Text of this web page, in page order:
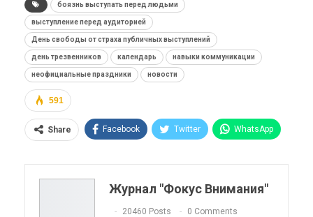
боязнь выступать перед людьми
выступление перед аудиторией
День свободы от страха публичных выступлений
день трезвенников календарь навыки коммуникации
неофициальные праздники новости
591
Share Facebook Twitter WhatsApp
Telegram VK Viber
Linkedin Tumblr
Журнал "Фокус Внимания"
20460 Posts 0 Comments